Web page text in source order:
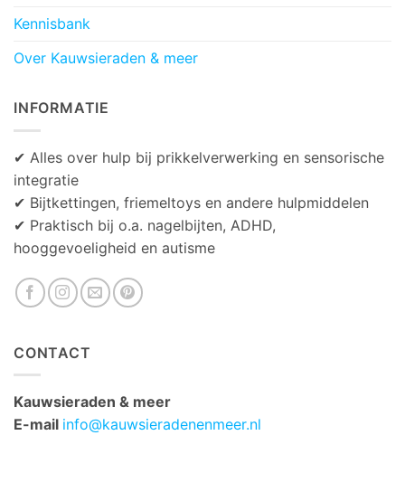
Kennisbank
Over Kauwsieraden & meer
INFORMATIE
✔ Alles over hulp bij prikkelverwerking en sensorische
integratie
✔ Bijtkettingen, friemeltoys en andere hulpmiddelen
✔ Praktisch bij o.a. nagelbijten, ADHD,
hooggevoeligheid en autisme
CONTACT
Kauwsieraden & meer
E-mail info@kauwsieradenenmeer.nl